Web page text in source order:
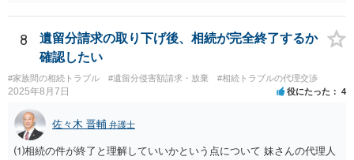
相談されるのが良いと思います。
8
遺留分請求の取り下げ後、相続が完全終了するか
確認したい
#家族間の相続トラブル #遺留分侵害額請求・放棄 #相続トラブルの代理交渉
2025年8月7日 役にたった 4
佐々木 晋輔 弁護士
⑴相続の件が終了と理解していいかという点について 妹さんの代理人